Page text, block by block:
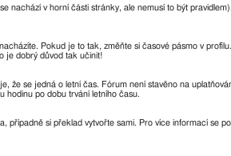
nachází v horní části stránky, ale nemusí to být
Pokud je to tak, změňte si časové pásmo v
je dobrý důvod tak učinit!
že se jedná o letní čas. Fórum není stavěno na
hodinu po dobu trvání letního času.
případně si překlad vytvořte sami. Pro více informací se